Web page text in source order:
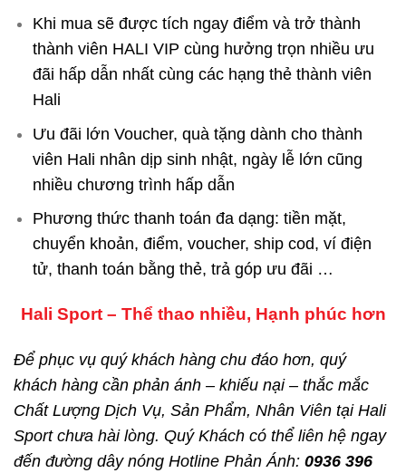
Khi mua sẽ được tích ngay điểm và trở thành
thành viên HALI VIP cùng hưởng trọn nhiều ưu
đãi hấp dẫn nhất cùng các hạng thẻ thành viên
Hali
Ưu đãi lớn Voucher, quà tặng dành cho thành
viên Hali nhân dịp sinh nhật, ngày lễ lớn cũng
nhiều chương trình hấp dẫn
Phương thức thanh toán đa dạng: tiền mặt,
chuyển khoản, điểm, voucher, ship cod, ví điện
tử, thanh toán bằng thẻ, trả góp ưu đãi …
Hali Sport – Thể thao nhiều, Hạnh phúc hơn
Để phục vụ quý khách hàng chu đáo hơn, quý
khách hàng cần phản ánh – khiếu nại – thắc mắc
Chất Lượng Dịch Vụ, Sản Phẩm, Nhân Viên tại Hali
Sport chưa hài lòng. Quý Khách có thể liên hệ ngay
đến đường dây nóng Hotline Phản Ánh: 0936 396